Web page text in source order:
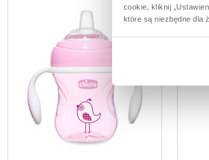
cookie, kliknij
które są niezbędne dla